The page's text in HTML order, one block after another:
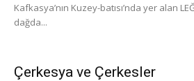
Kafkasya’nın Kuzey-batısı’nda yer alan
dağda...
Çerkesya ve Çerkesler